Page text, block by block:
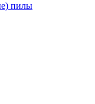
пилы